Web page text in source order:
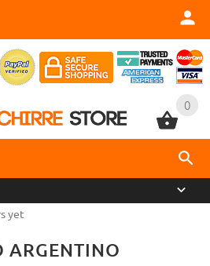
0
0
yet
ARGENTINO